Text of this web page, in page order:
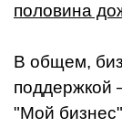
половина
В общем,
поддержкой
"Мой